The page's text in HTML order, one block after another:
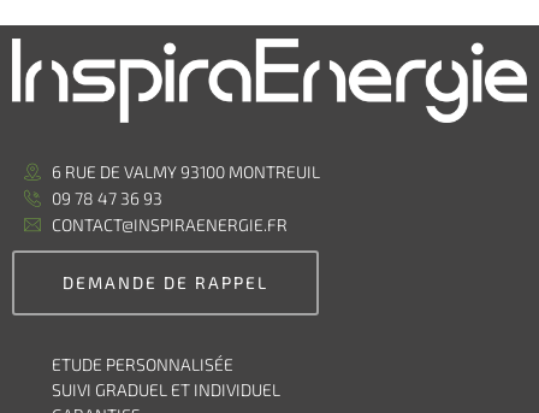
6 RUE DE VALMY 93100 MONTREUIL
09 78 47 36 93
CONTACT@INSPIRAENERGIE.FR
DEMANDE DE RAPPEL
ETUDE PERSONNALISÉE
SUIVI GRADUEL ET INDIVIDUEL